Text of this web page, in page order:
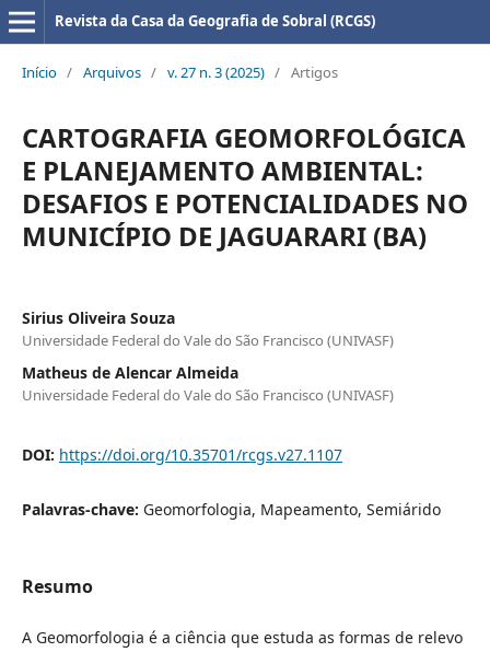
Revista da Casa da Geografia de Sobral (RCGS)
Início / Arquivos / v. 27 n. 3 (2025) / Artigos
CARTOGRAFIA GEOMORFOLÓGICA
E PLANEJAMENTO AMBIENTAL:
DESAFIOS E POTENCIALIDADES NO
MUNICÍPIO DE JAGUARARI (BA)
Sirius Oliveira Souza
Universidade Federal do Vale do São Francisco (UNIVASF)
Matheus de Alencar Almeida
Universidade Federal do Vale do São Francisco (UNIVASF)
DOI: https://doi.org/10.35701/rcgs.v27.1107
Palavras-chave: Geomorfologia, Mapeamento, Semiárido
Resumo
A Geomorfologia é a ciência que estuda as formas de relevo